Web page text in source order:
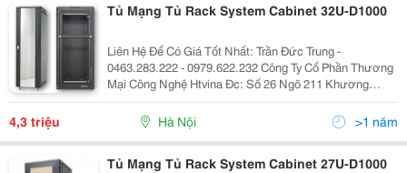
Tủ Mạng Tủ Rack System Cabinet 32U-D1000
Liên Hệ Để Có Giá Tốt Nhất: Trần Đức Trung -
0463.283.222 - 0979.622.232 Công Ty Cổ Phần Thương
Mại Công Nghệ Htvina Đc: Số 26 Ngõ 211 Khương
Trung &Ndash; Thanh Xuân &Ndash; Hà Nội Yahoo
:Htvinakd3 Http ://Www.sieuthiht.com Trụ Sở Chính:
4,3 triệu Hà Nội >1 năm
Tủ Mạng Tủ Rack System Cabinet 27U-D1000